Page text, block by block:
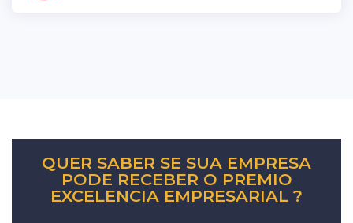
QUER SABER SE SUA EMPRESA
PODE RECEBER O PREMIO
EXCELENCIA EMPRESARIAL ?